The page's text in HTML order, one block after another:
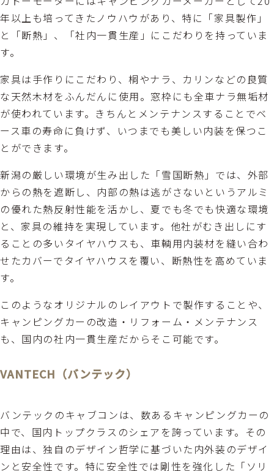
年以上も培ってきたノウハウがあり、特に「家具製作」
と「断熱」、「社内一貫生産」にこだわりを持っていま
す。
家具は手作りにこだわり、桐やナラ、カリンなどの良質
な天然木材をふんだんに使用。窓枠にも全車ナラ無垢材
が使われています。きちんとメンテナンスすることでベ
ース車の寿命に負けず、いつまでも美しい内装を保つこ
とができます。
新潟の厳しい環境が生み出した「雪国断熱」では、外部
からの熱を遮断し、内部の熱は逃がさないというアルミ
の優れた熱反射性能を活かし、夏でも冬でも快適な環境
と、家具の維持を実現しています。他社がむき出しにす
ることの多いタイヤハウスも、車輌用内装材を縫い合わ
せたカバーでタイヤハウスを覆い、断熱性を高めていま
す。
このようなオリジナルのレイアウトで製作することや、
キャンピングカーの改造・リフォーム・メンテナンス
も、国内の社内一貫生産だからそこ可能です。
VANTECH（バンテック）
バンテックのキャブコンは、数あるキャンピングカーの
中で、国内トップクラスのシェアを誇っています。その
理由は、独自のデザイン哲学に基づいた内外装のデザイ
ンと安全性です。特に安全性では剛性を強化した「ソリ